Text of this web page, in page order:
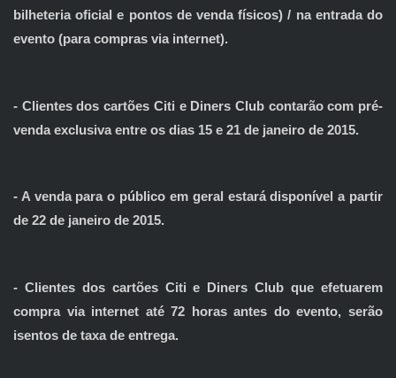
bilheteria oficial e pontos de venda físicos) / na entrada do
evento (para compras via internet).
- Clientes dos cartões Citi e Diners Club contarão com pré-
venda exclusiva entre os dias 15 e 21 de janeiro de 2015.
- A venda para o público em geral estará disponível a partir
de 22 de janeiro de 2015.
- Clientes dos cartões Citi e Diners Club que efetuarem
compra via internet até 72 horas antes do evento, serão
isentos de taxa de entrega.